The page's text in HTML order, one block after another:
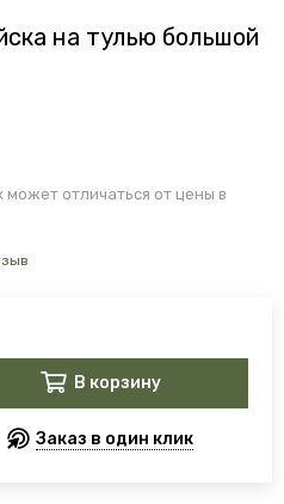
на тулью большой
отличаться от цены в
В корзину
Заказ в один клик